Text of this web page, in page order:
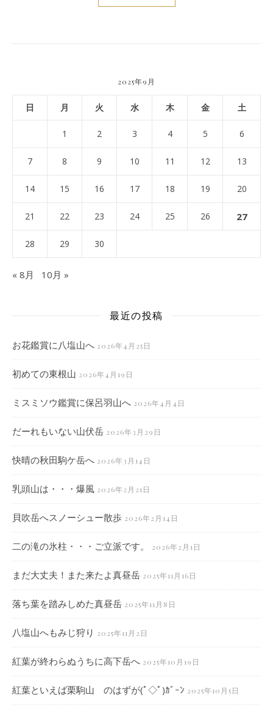
2025年9月
日 月 火 水 木 金 土
1 2 3 4 5 6
7 8 9 10 11 12 13
14 15 16 17 18 19 20
21 22 23 24 25 26 27
28 29 30
« 8月 10月 »
最近の投稿
お花鑑賞に八塩山へ 2026年4月25日
初めての東根山 2026年4月19日
ミスミソウ鑑賞に保呂羽山へ 2026年4月4日
だーれもいない山伏岳 2026年3月29日
快晴の秋田駒ケ岳へ 2026年3月14日
乳頭山は・・・爆風 2026年2月21日
貝吹岳へスノーシュー散歩 2026年2月14日
二の滝の氷柱・・・ご立派です。 2026年2月1日
まだ大丈夫！また来たよ真昼岳 2025年11月16日
落ち葉を踏みしめた真昼岳 2025年11月8日
八塩山へもみじ狩り 2025年11月2日
紅葉が終わらぬうちに高下岳へ 2025年10月19日
紅葉といえば栗駒山 のはずが(ﾟ◇ﾟ)ｶﾞｰﾝ 2025年10月5日